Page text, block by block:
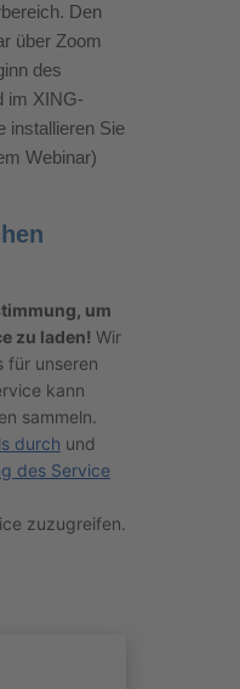
Den
über Zoom
des
im XING-
installieren Sie
Webinar)
um
zu laden! Wir
für unseren
kann
sammeln.
durch und
des Service
zuzugreifen.